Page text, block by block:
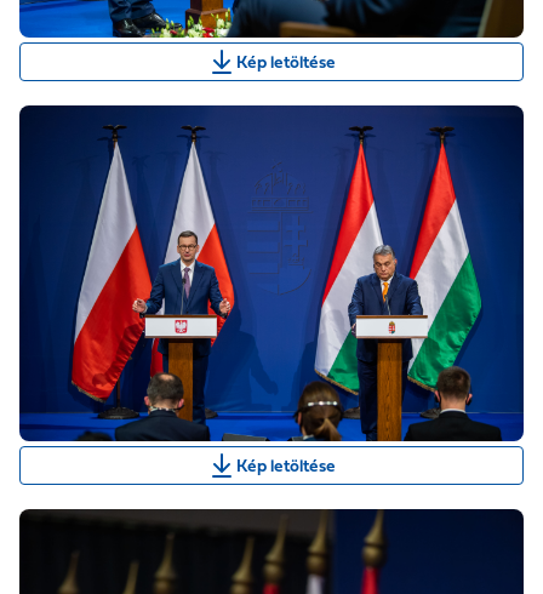
Kép letöltése
Kép letöltése